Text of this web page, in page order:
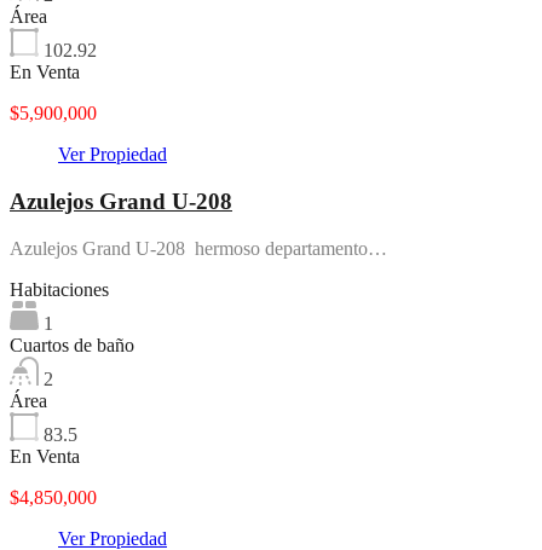
Área
102.92
En Venta
$5,900,000
Ver Propiedad
Azulejos Grand U-208
Azulejos Grand U-208 hermoso departamento…
Habitaciones
1
Cuartos de baño
2
Área
83.5
En Venta
$4,850,000
Ver Propiedad